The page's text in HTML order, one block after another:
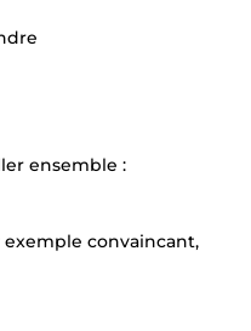
ensemble :
convaincant,